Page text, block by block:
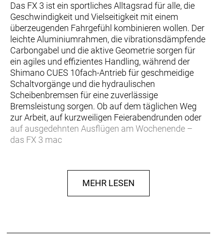
Das FX 3 ist ein sportliches Alltagsrad für alle, die
Geschwindigkeit und Vielseitigkeit mit einem
überzeugenden Fahrgefühl kombinieren wollen. Der
leichte Aluminiumrahmen, die vibrationsdämpfende
Carbongabel und die aktive Geometrie sorgen für
ein agiles und effizientes Handling, während der
Shimano CUES 10fach-Antrieb für geschmeidige
Schaltvorgänge und die hydraulischen
Scheibenbremsen für eine zuverlässige
Bremsleistung sorgen. Ob auf dem täglichen Weg
zur Arbeit, auf kurzweiligen Feierabendrunden oder
auf ausgedehnten Ausflügen am Wochenende –
das FX 3 mac
fahrradbegeisterte Person gerne viel Zeit im Sattel
verbringst. Du suchst nach einem vielseitigen,
komfortablen Bike mit hochqualitativen Teilen, die
MEHR LESEN